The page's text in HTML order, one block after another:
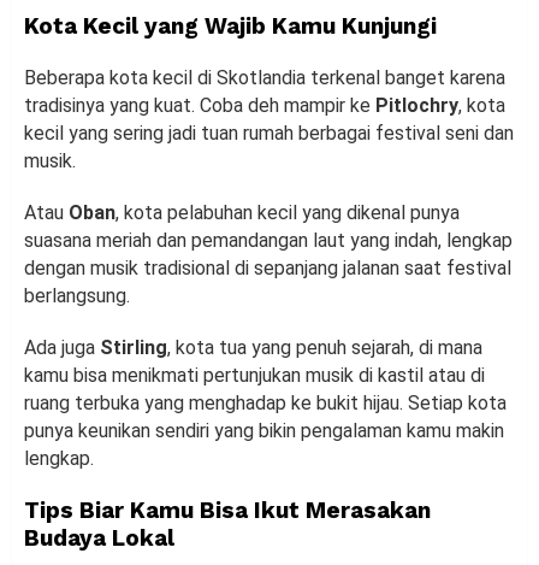
Kota Kecil yang Wajib Kamu Kunjungi
Beberapa kota kecil di Skotlandia terkenal banget karena
tradisinya yang kuat. Coba deh mampir ke Pitlochry, kota
kecil yang sering jadi tuan rumah berbagai festival seni dan
musik.
Atau Oban, kota pelabuhan kecil yang dikenal punya
suasana meriah dan pemandangan laut yang indah, lengkap
dengan musik tradisional di sepanjang jalanan saat festival
berlangsung.
Ada juga Stirling, kota tua yang penuh sejarah, di mana
kamu bisa menikmati pertunjukan musik di kastil atau di
ruang terbuka yang menghadap ke bukit hijau. Setiap kota
punya keunikan sendiri yang bikin pengalaman kamu makin
lengkap.
Tips Biar Kamu Bisa Ikut Merasakan
Budaya Lokal